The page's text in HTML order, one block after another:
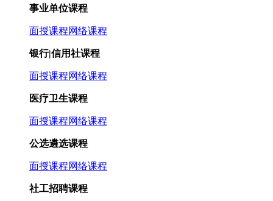
事业单位课程
面授课程网络课程
银行|信用社课程
面授课程网络课程
医疗卫生课程
面授课程网络课程
公选遴选课程
面授课程网络课程
社工招聘课程